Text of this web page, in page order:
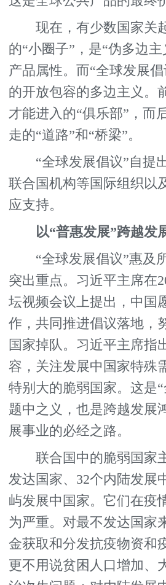
现在，有少数国家关
的“小圈子”，是“伪多边
产品属性。而“全球发展
的开放包容的多边主义。
才能进入的“俱乐部”，而
走的“道路”和“桥梁”。
“全球发展倡议”自提出
联合国机构等国际组织以
应支持。
以“普惠发展”跨越发
“全球发展倡议”惠及
突出重点。习近平主席在
坛视频会议上提出，中国
作，共同推进倡议落地，
国家掉队。习近平主席指
容，关注发展中国家特殊
特别大的脆弱国家。这是
题中之义，也是跨越发展
展事业的必经之路。
联合国中的脆弱国家
发达国家、32个内陆发展
屿发展中国家。它们在疫
为严重。对最不发达国家
金获取和分发抗疫物资和
更不用说贫困人口增加、